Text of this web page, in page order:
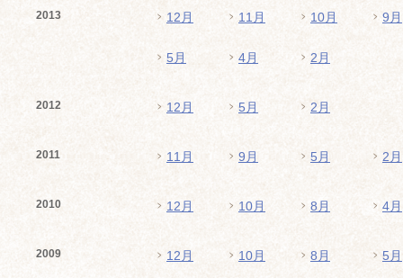
2013 12月 11月 10月 9月
5月 4月 2月
2012 12月 5月 2月
2011 11月 9月 5月 2月
2010 12月 10月 8月 4月
2009 12月 10月 8月 5月